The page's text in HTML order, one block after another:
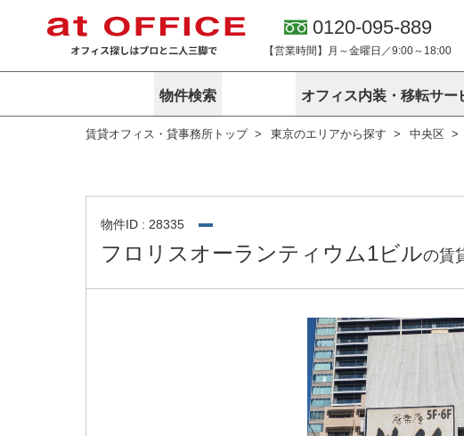
0120-095-889
【営業時間】月～金曜日／9:00～18:00
物件検索
東京
路線から探す
こだわりから探す
賃料相場を参考に探す
地図から探す
居抜き物件特集
神奈川
路線から探す
賃料相場を参考に探す
地図から探す
神奈川のクリニックを探
その他
オフィス内装・移転サー
サービス内容
オフィス探しノウハウ
アットオフィスが選ばれ
無料ダウンロード
企業情報
オフィス紹介 東京
アットレジデンス
賃貸オフィス・貸事務所トップ 東京のエリアから探す 中央区
物件ID : 28335
フロリスオーランティウム1ビルの賃